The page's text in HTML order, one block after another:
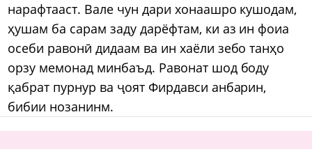
нарафтааст. Вале чун дари хонаашро кушодам,
ҳушам ба сарам заду дарёфтам, ки аз ин фоиа
осеби равонӣ дидаам ва ин хаёли зебо танҳо
орзу мемонад минбаъд. Равонат шод боду
қабрат пурнур ва ҷоят Фирдавси анбарин,
бибии нозанинм.